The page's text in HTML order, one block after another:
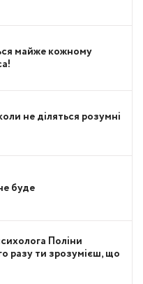
майже кожному
не діляться розумні
буде
Поліни
разу ти зрозумієш, що